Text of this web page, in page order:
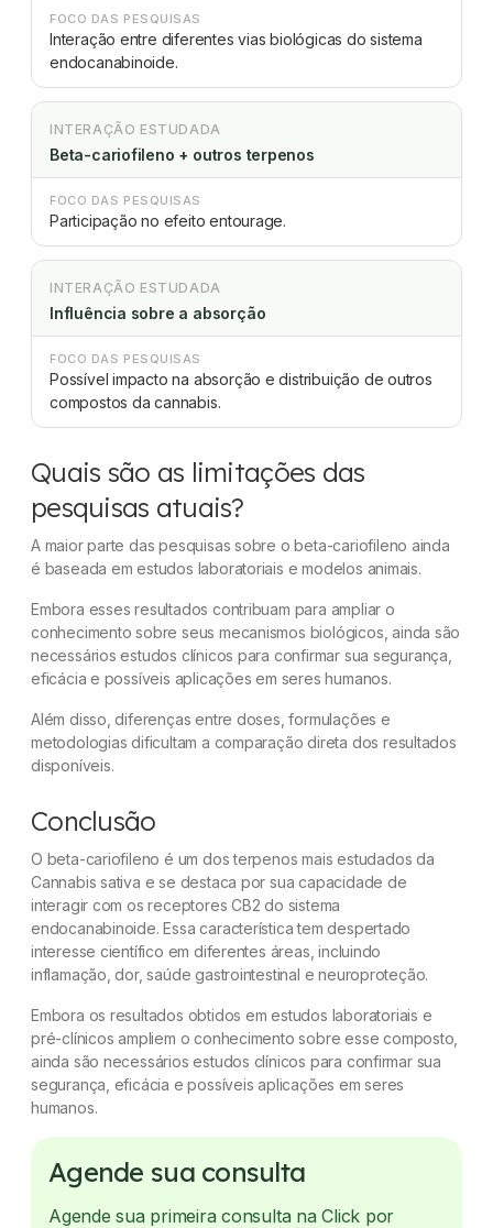
FOCO DAS PESQUISAS
Interação entre diferentes vias biológicas do sistema
endocanabinoide.
INTERAÇÃO ESTUDADA
Beta-cariofileno + outros terpenos
FOCO DAS PESQUISAS
Participação no efeito entourage.
INTERAÇÃO ESTUDADA
Influência sobre a absorção
FOCO DAS PESQUISAS
Possível impacto na absorção e distribuição de outros
compostos da cannabis.
Quais são as limitações das
pesquisas atuais?
A maior parte das pesquisas sobre o beta-cariofileno ainda
é baseada em estudos laboratoriais e modelos animais.
Embora esses resultados contribuam para ampliar o
conhecimento sobre seus mecanismos biológicos, ainda são
necessários estudos clínicos para confirmar sua segurança,
eficácia e possíveis aplicações em seres humanos.
Além disso, diferenças entre doses, formulações e
metodologias dificultam a comparação direta dos resultados
disponíveis.
Conclusão
O beta-cariofileno é um dos terpenos mais estudados da
Cannabis sativa e se destaca por sua capacidade de
interagir com os receptores CB2 do sistema
endocanabinoide. Essa característica tem despertado
interesse científico em diferentes áreas, incluindo
inflamação, dor, saúde gastrointestinal e neuroproteção.
Embora os resultados obtidos em estudos laboratoriais e
pré-clínicos ampliem o conhecimento sobre esse composto,
ainda são necessários estudos clínicos para confirmar sua
segurança, eficácia e possíveis aplicações em seres
humanos.
Agende sua consulta
Agende sua primeira consulta na Click por